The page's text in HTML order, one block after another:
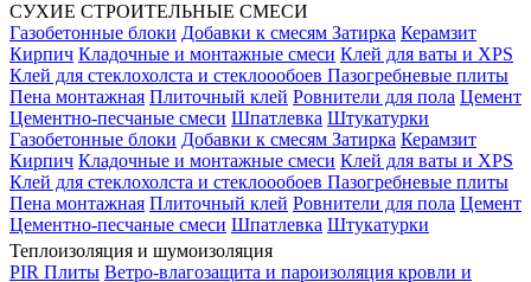
СУХИЕ СТРОИТЕЛЬНЫЕ СМЕСИ
Газобетонные блоки Добавки к смесям Затирка Керамзит
Кирпич Кладочные и монтажные смеси Клей для ваты и XPS
Клей для стеклохолста и стеклоообоев Пазогребневые плиты
Пена монтажная Плиточный клей Ровнители для пола Цемент
Цементно-песчаные смеси Шпатлевка Штукатурки
Газобетонные блоки Добавки к смесям Затирка Керамзит
Кирпич Кладочные и монтажные смеси Клей для ваты и XPS
Клей для стеклохолста и стеклоообоев Пазогребневые плиты
Пена монтажная Плиточный клей Ровнители для пола Цемент
Цементно-песчаные смеси Шпатлевка Штукатурки
Теплоизоляция и шумоизоляция
PIR Плиты Ветро-влагозащита и пароизоляция кровли и